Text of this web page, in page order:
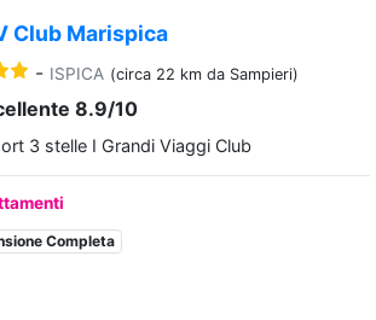
Club Marispica
- ISPICA (circa 22 km da Sampieri)
8.9/10
3 stelle I Grandi Viaggi Club
Completa